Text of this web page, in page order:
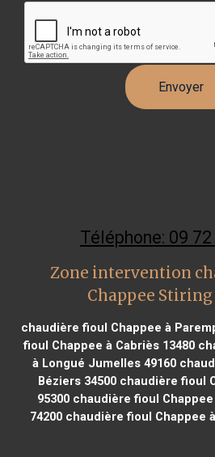
Téléphone: 09
Zone intervention
Chappee Stiring
chaudière fioul Chappee à
fioul Chappee à Cabriès 13480
à Longué Jumelles 49160
Béziers 34500chaudière fioul
95300chaudière fioul
74200chaudière fioul Chappee